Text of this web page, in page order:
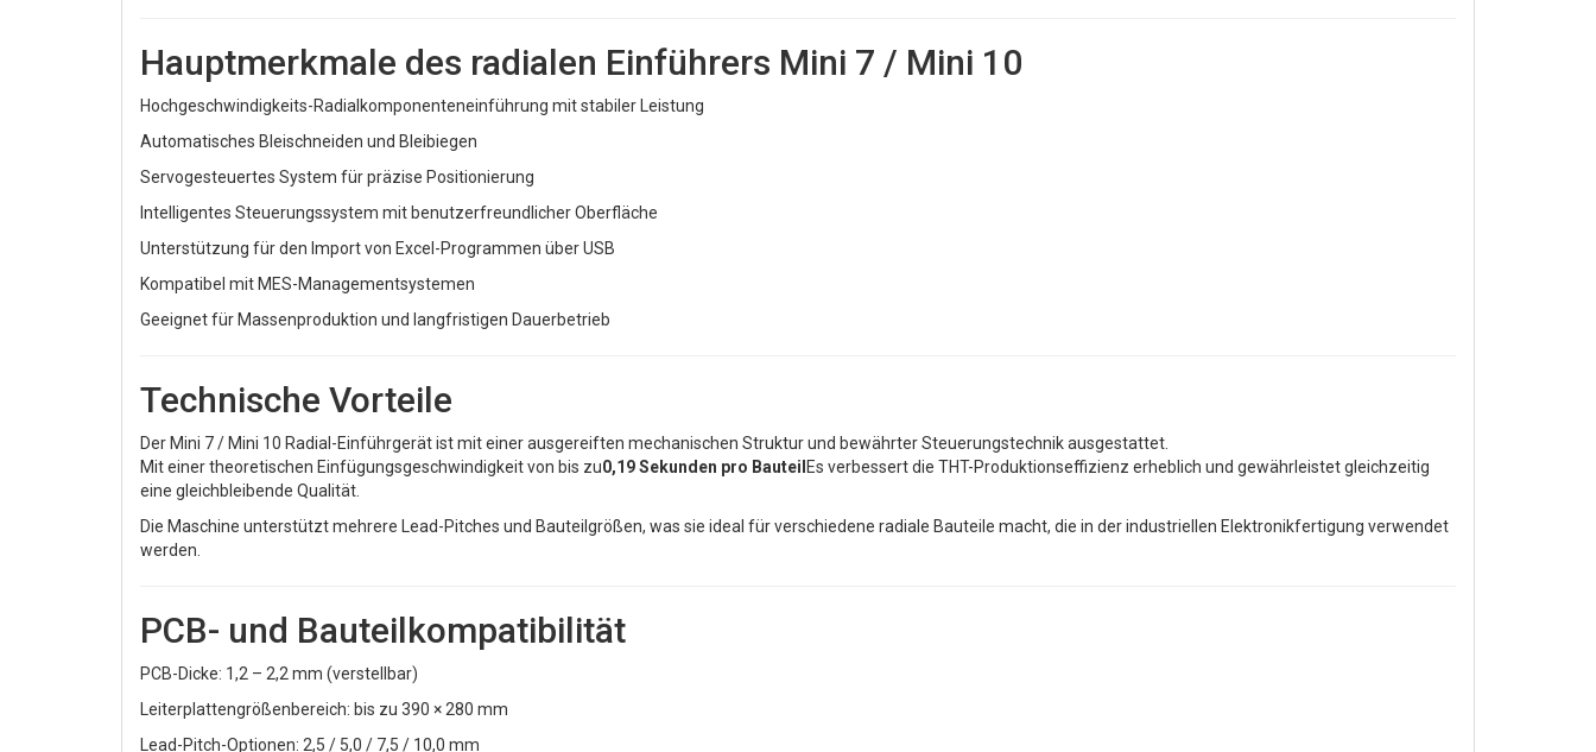
Hauptmerkmale des radialen Einführers Mini 7 / Mini 10
Hochgeschwindigkeits-Radialkomponenteneinführung mit stabiler Leistung
Automatisches Bleischneiden und Bleibiegen
Servogesteuertes System für präzise Positionierung
Intelligentes Steuerungssystem mit benutzerfreundlicher Oberfläche
Unterstützung für den Import von Excel-Programmen über USB
Kompatibel mit MES-Managementsystemen
Geeignet für Massenproduktion und langfristigen Dauerbetrieb
Technische Vorteile
Der Mini 7 / Mini 10 Radial-Einführgerät ist mit einer ausgereiften mechanischen Struktur und bewährter Steuerungstechnik ausgestattet.
Mit einer theoretischen Einfügungsgeschwindigkeit von bis zu0,19 Sekunden pro Bauteil Es verbessert die THT-Produktionseffizienz erheblich und gewährleistet gleichzeitig
eine gleichbleibende Qualität.
Die Maschine unterstützt mehrere Lead-Pitches und Bauteilgrößen, was sie ideal für verschiedene radiale Bauteile macht, die in der industriellen Elektronikfertigung verwendet
werden.
PCB- und Bauteilkompatibilität
PCB-Dicke: 1,2 – 2,2 mm (verstellbar)
Leiterplattengrößenbereich: bis zu 390 × 280 mm
Lead-Pitch-Optionen: 2,5 / 5,0 / 7,5 / 10,0 mm